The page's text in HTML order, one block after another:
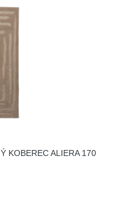
KOBEREC ALIERA 170